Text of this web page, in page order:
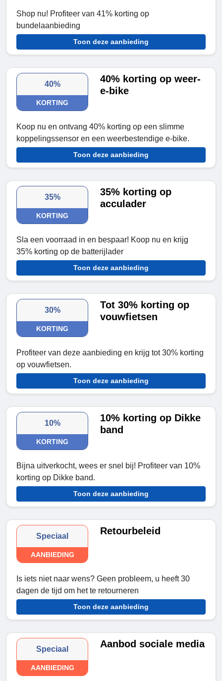
Shop nu! Profiteer van 41% korting op
bundelaanbieding
Toon deze aanbieding
40%
KORTING
40% korting op weer-
e-bike
Koop nu en ontvang 40% korting op een slimme
koppelingssensor en een weerbestendige e-bike.
Toon deze aanbieding
35%
KORTING
35% korting op
acculader
Sla een voorraad in en bespaar! Koop nu en krijg
35% korting op de batterijlader
Toon deze aanbieding
30%
KORTING
Tot 30% korting op
vouwfietsen
Profiteer van deze aanbieding en krijg tot 30% korting
op vouwfietsen.
Toon deze aanbieding
10%
KORTING
10% korting op Dikke
band
Bijna uitverkocht, wees er snel bij! Profiteer van 10%
korting op Dikke band.
Toon deze aanbieding
Speciaal
AANBIEDING
Retourbeleid
Is iets niet naar wens? Geen probleem, u heeft 30
dagen de tijd om het te retourneren
Toon deze aanbieding
Speciaal
AANBIEDING
Aanbod sociale media